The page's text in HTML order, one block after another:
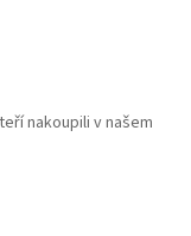
nakoupili v našem